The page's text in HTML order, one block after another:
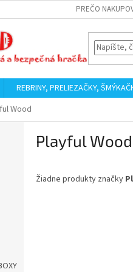
PREČO
REBRINY, PRELIEZAČKY,
Wood
Playful Wood
Žiadne produkty značky